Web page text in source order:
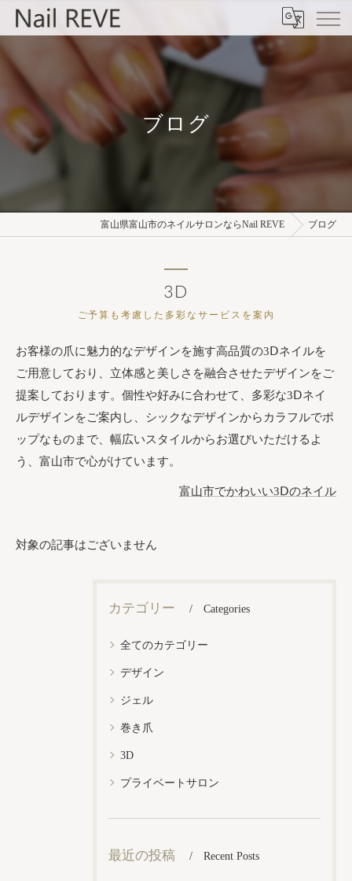
ブログ
富山県富山市のネイルサロンならNail REVE ブログ
3D
ご予算も考慮した多彩なサービスを案内
お客様の爪に魅力的なデザインを施す高品質の3Ⅾネイルを
ご用意しており、立体感と美しさを融合させたデザインをご
提案しております。個性や好みに合わせて、多彩な3Ⅾネイ
ルデザインをご案内し、シックなデザインからカラフルでポ
ップなものまで、幅広いスタイルからお選びいただけるよ
う、富山市で心がけています。
富山市でかわいい3Ⅾのネイル
対象の記事はございません
カテゴリー Categories
全てのカテゴリー
デザイン
ジェル
巻き爪
3D
プライベートサロン
最近の投稿 Recent Posts